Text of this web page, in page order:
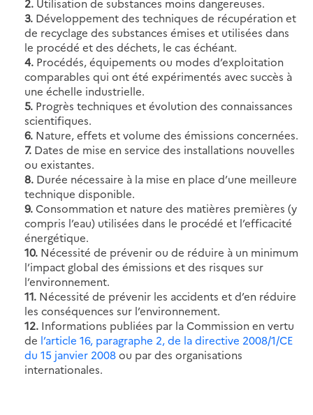
3. Développement des techniques de récupération et
de recyclage des substances émises et utilisées dans
le procédé et des déchets, le cas échéant.
4. Procédés, équipements ou modes d’exploitation
comparables qui ont été expérimentés avec succès à
une échelle industrielle.
5. Progrès techniques et évolution des connaissances
scientifiques.
6. Nature, effets et volume des émissions concernées.
7. Dates de mise en service des installations nouvelles
ou existantes.
8. Durée nécessaire à la mise en place d’une meilleure
technique disponible.
9.Consommation et nature des matières premières (y
compris l’eau) utilisées dans le procédé et l’efficacité
énergétique.
10. Nécessité de prévenir ou de réduire à un minimum
l’impact global des émissions et des risques sur
l’environnement.
11. Nécessité de prévenir les accidents et d’en réduire
les conséquences sur l’environnement.
12. Informations publiées par la Commission en vertu
de l’article 16, paragraphe 2, de la directive 2008/1/CE
du 15 janvier 2008ou par des organisations
internationales.